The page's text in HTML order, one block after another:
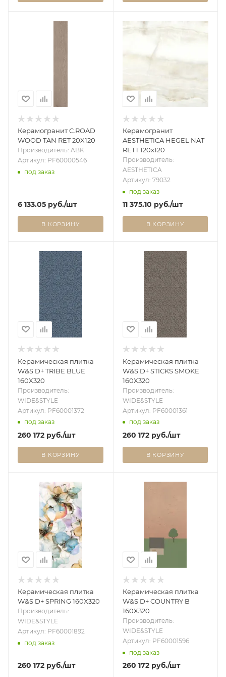
Керамогранит C.ROAD
WOOD TAN RET 20X120
Производитель: ABK
Артикул: PF60000546
под заказ
6 133.05 руб./шт
В КОРЗИНУ
Керамогранит
AESTHETICA HEGEL NAT
RETT 120x120
Производитель:
AESTHETICA
Артикул: 79032
под заказ
11 375.10 руб./шт
В КОРЗИНУ
Керамическая плитка
W&S D+ TRIBE BLUE
160X320
Производитель:
WIDE&STYLE
Артикул: PF60001372
под заказ
260 172 руб./шт
В КОРЗИНУ
Керамическая плитка
W&S D+ STICKS SMOKE
160X320
Производитель:
WIDE&STYLE
Артикул: PF60001361
под заказ
260 172руб./шт
В КОРЗИНУ
Керамическая плитка
W&S D+ SPRING 160X320
Производитель:
WIDE&STYLE
Артикул: PF60001892
под заказ
260 172 руб./шт
Керамическая плитка
W&S D+ COUNTRY B
160X320
Производитель:
WIDE&STYLE
Артикул: PF60001596
под заказ
260 172руб./шт